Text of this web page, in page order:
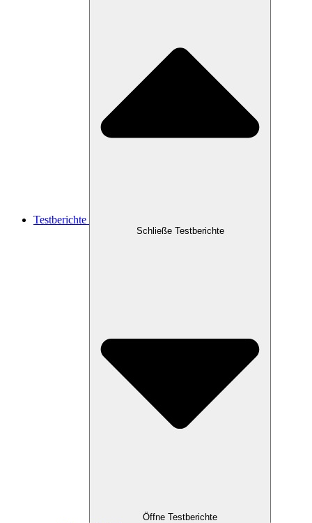
Testberichte
Schließe Testberichte
Öffne Testberichte